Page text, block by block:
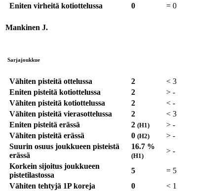
Eniten virheitä kotiottelussa
0 = 0
Mankinen J.
Sarjajoukkue
Vähiten pisteitä ottelussa 2 < 3
Eniten pisteitä kotiottelussa
2 > -
Vähiten pisteitä kotiottelussa
2 < -
Vähiten pisteitä vierasottelussa
2 < 3
Eniten pisteitä erässä
2 (H1) > -
Vähiten pisteitä erässä
0 (H2) > -
Suurin osuus joukkueen pisteistä
erässä
16.7 %
(H1)
> -
Korkein sijoitus joukkueen
pistetilastossa
5 = 5
Vähiten tehtyjä 1P koreja
0 < 1